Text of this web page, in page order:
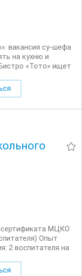
вакансия су‑шефа
на кухню и
«Тото» ищет
вкуса наших
цените...
сертификата МЦКО
Опыт
2 воспитателя на